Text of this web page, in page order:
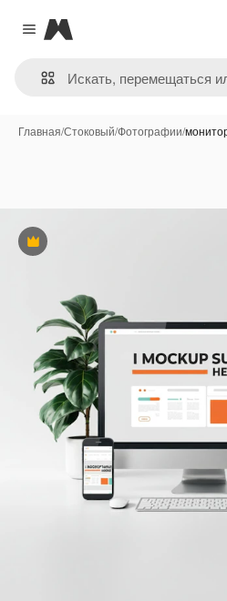
Close menu
Magnific
Главная/Стоковый/Фотографии/
Премиум